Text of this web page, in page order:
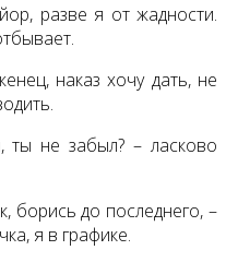
разве я от жадности.
наказ хочу дать, не
ты не забыл? – ласково
борись до последнего, –
я в графике.